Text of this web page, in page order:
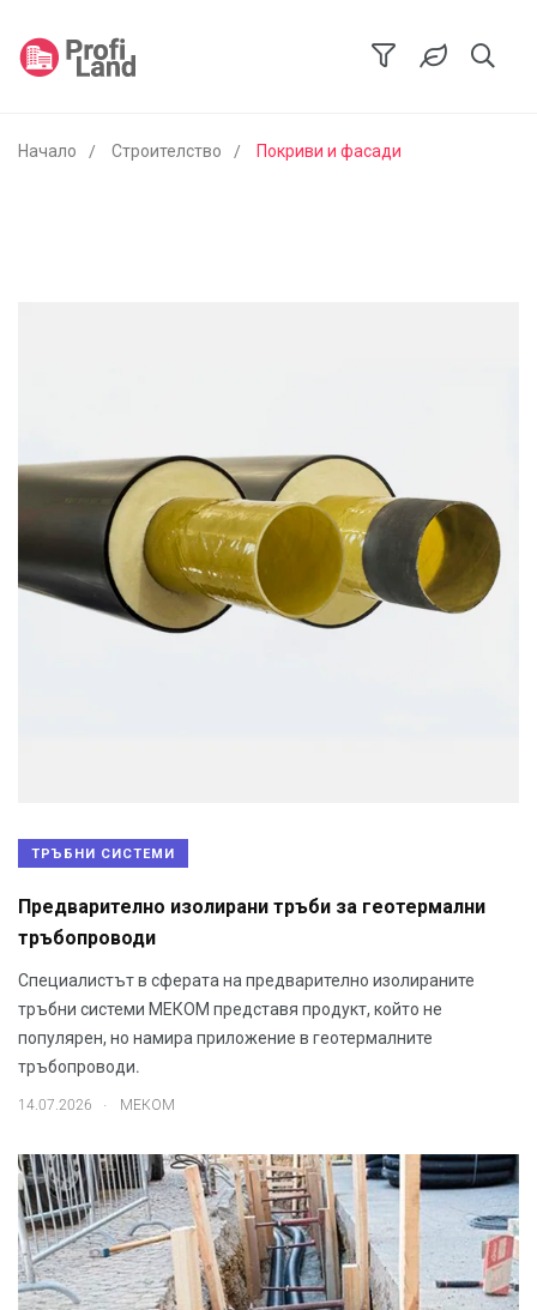
Начало Строителство Покриви и фасади
ТРЪБНИ СИСТЕМИ
Предварително изолирани тръби за геотермални
тръбопроводи
Специалистът в сферата на предварително изолираните
тръбни системи МЕКОМ представя продукт, който не
популярен, но намира приложение в геотермалните
тръбопроводи.
14.07.2026 . МЕКОМ